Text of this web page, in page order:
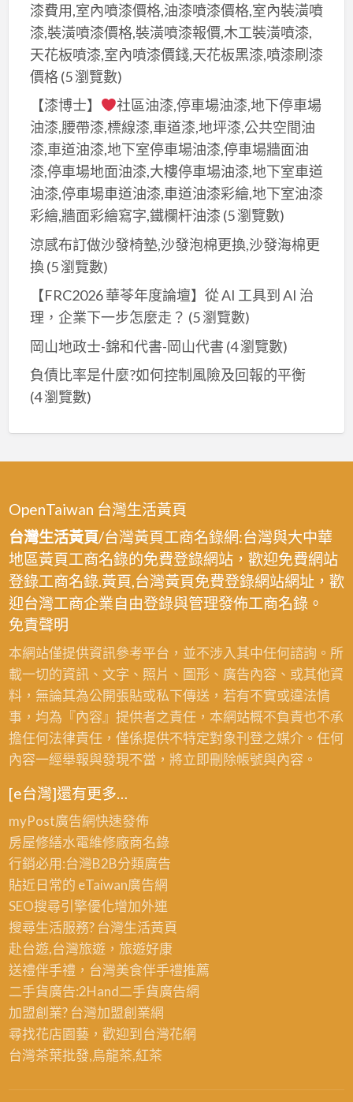
漆費用,室內噴漆價格,油漆噴漆價格,室內裝潢噴
漆,裝潢噴漆價格,裝潢噴漆報價,木工裝潢噴漆,
天花板噴漆,室內噴漆價錢,天花板黑漆,噴漆刷漆
價格(5 瀏覽數)
【漆博士】
社區油漆,停車場油漆,地下停車場
油漆,腰帶漆,標線漆,車道漆,地坪漆,公共空間油
漆,車道油漆,地下室停車場油漆,停車場牆面油
漆,停車場地面油漆,大樓停車場油漆,地下室車道
油漆,停車場車道油漆,車道油漆彩繪,地下室油漆
彩繪,牆面彩繪寫字,鐵欄杆油漆(5 瀏覽數)
涼感布訂做沙發椅墊,沙發泡棉更換,沙發海棉更
換(5 瀏覽數)
【FRC2026 華苓年度論壇】從 AI 工具到 AI 治
理，企業下一步怎麼走？ (5 瀏覽數)
岡山地政士-錦和代書-岡山代書 (4 瀏覽數)
負債比率是什麼?如何控制風險及回報的平衡
(4 瀏覽數)
OpenTaiwan 台灣生活黃頁
台灣生活黃頁/台灣黃頁工商名錄網:台灣與大中華
地區黃頁工商名錄的免費登錄網站，歡迎免費網站
登錄工商名錄.黃頁,台灣黃頁免費登錄網站網址，歡
迎台灣工商企業自由登錄與管理發佈工商名錄。
免責聲明
本網站僅提供資訊參考平台，並不涉入其中任何諮詢。所
載一切的資訊、文字、照片、圖形、廣告內容、或其他資
料，無論其為公開張貼或私下傳送，若有不實或違法情
事，均為『內容』提供者之責任，本網站概不負責也不承
擔任何法律責任，僅係提供不特定對象刊登之媒介。任何
內容一經舉報與發現不當，將立即刪除帳號與內容。
[e台灣]還有更多…
myPost廣告網快速發佈
房屋修繕水電維修廠商名錄
行銷必用:台灣B2B分類廣告
貼近日常的 eTaiwan廣告網
SEO搜尋引擎優化增加外連
搜尋生活服務? 台灣生活黃頁
赴台遊,台灣旅遊，旅遊好康
送禮伴手禮，台灣美食伴手禮推薦
二手貨廣告:2Hand二手貨廣告網
加盟創業? 台灣加盟創業網
尋找花店園藝，歡迎到 台灣花網
台灣茶葉批發,烏龍茶,紅茶